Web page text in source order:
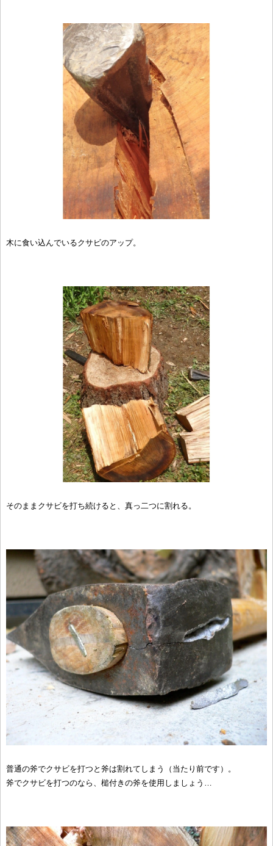
木に食い込んでいるクサビのアップ。
そのままクサビを打ち続けると、真っ二つに割れる。
普通の斧でクサビを打つと斧は割れてしまう（当たり前です）。
斧でクサビを打つのなら、槌付きの斧を使用しましょう…